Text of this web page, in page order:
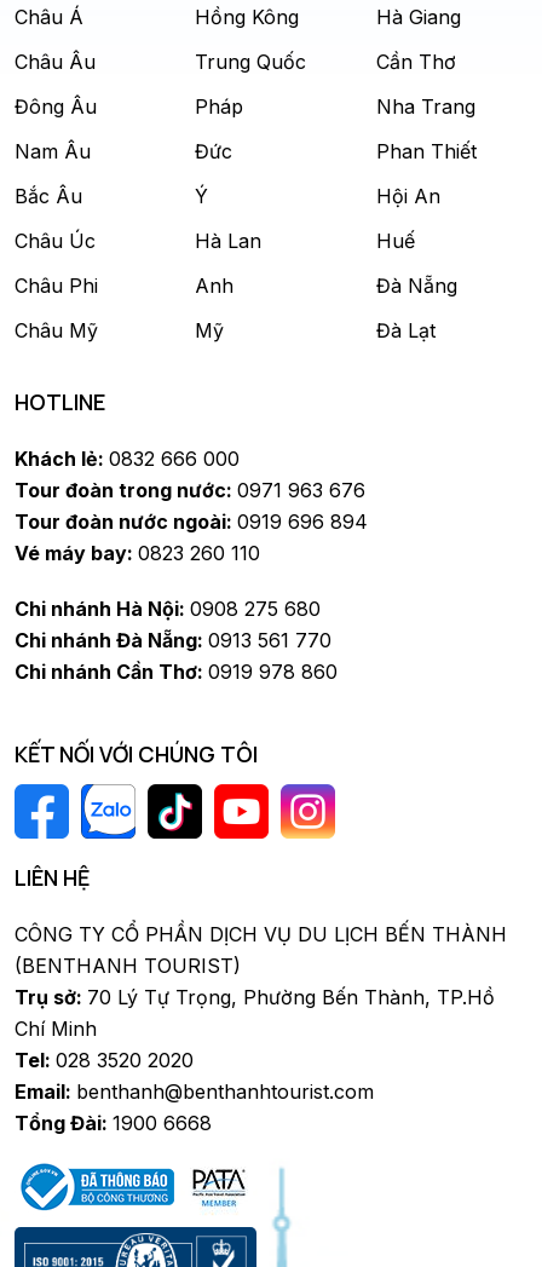
Châu Á
Châu Âu
Đông Âu
Nam Âu
Bắc Âu
Châu Úc
Châu Phi
Châu Mỹ
Hồng Kông
Trung Quốc
Pháp
Đức
Ý
Hà Lan
Anh
Mỹ
Hà Giang
Cần Thơ
Nha Trang
Phan Thiết
Hội An
Huế
Đà Nẵng
Đà Lạt
HOTLINE
Khách lẻ: 0832 666 000
Tour đoàn trong nước: 0971 963 676
Tour đoàn nước ngoài: 0919 696 894
Vé máy bay: 0823 260 110
Chi nhánh Hà Nội: 0908 275 680
Chi nhánh Đà Nẵng: 0913 561 770
Chi nhánh Cần Thơ: 0919 978 860
KẾT NỐI VỚI CHÚNG TÔI
LIÊN HỆ
CÔNG TY CỔ PHẦN DỊCH VỤ DU LỊCH BẾN THÀNH
(BENTHANH TOURIST)
Trụ sở: 70 Lý Tự Trọng, Phường Bến Thành, TP.Hồ
Chí Minh
Tel: 028 3520 2020
Email: benthanh@benthanhtourist.com
Tổng Đài: 1900 6668